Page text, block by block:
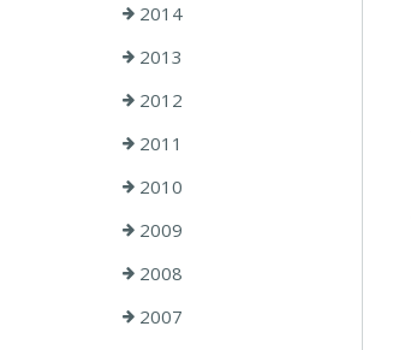
2014
2013
2012
2011
2010
2009
2008
2007